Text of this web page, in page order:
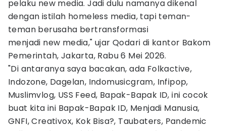
pelaku new media. Jadi dulu namanya dikenal
dengan istilah homeless media, tapi teman-
teman berusaha bertransformasi
menjadi new media," ujar Qodari di kantor Bakom
Pemerintah, Jakarta, Rabu 6 Mei 2026.
"Di antaranya saya bacakan, ada Folkactive,
Indozone, Dagelan, Indomusicgram, Infipop,
Muslimvlog, USS Feed, Bapak-Bapak ID, ini cocok
buat kita ini Bapak-Bapak ID, Menjadi Manusia,
GNFI, Creativox, Kok Bisa?, Taubaters, Pandemic